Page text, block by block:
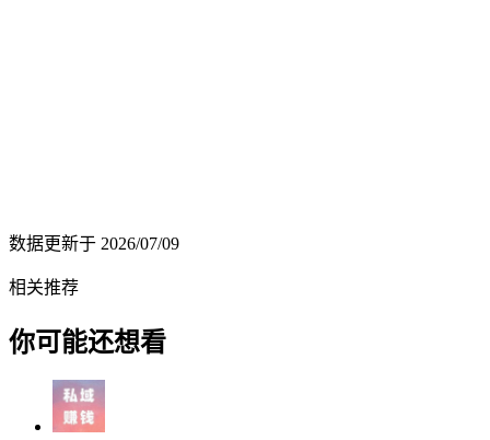
数据更新于 2026/07/09
相关推荐
你可能还想看